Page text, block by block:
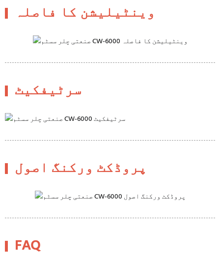
وینٹیلیشن کا فاصلہ
سرٹیفکیٹ
پروڈکٹ ورکنگ اصول
FAQ